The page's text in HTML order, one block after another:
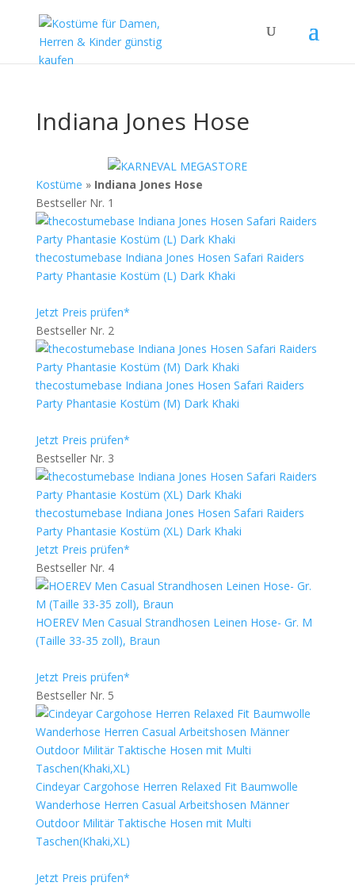
Indiana Jones Hose
Kostüme » Indiana Jones Hose
Bestseller Nr. 1
thecostumebase Indiana Jones Hosen Safari Raiders
Party Phantasie Kostüm (L) Dark Khaki
Jetzt Preis prüfen*
Bestseller Nr. 2
thecostumebase Indiana Jones Hosen Safari Raiders
Party Phantasie Kostüm (M) Dark Khaki
Jetzt Preis prüfen*
Bestseller Nr. 3
thecostumebase Indiana Jones Hosen Safari Raiders
Party Phantasie Kostüm (XL) Dark Khaki
Jetzt Preis prüfen*
Bestseller Nr. 4
HOEREV Men Casual Strandhosen Leinen Hose- Gr. M
(Taille 33-35 zoll), Braun
Jetzt Preis prüfen*
Bestseller Nr. 5
Cindeyar Cargohose Herren Relaxed Fit Baumwolle
Wanderhose Herren Casual Arbeitshosen Männer
Outdoor Militär Taktische Hosen mit Multi
Taschen(Khaki,XL)
Jetzt Preis prüfen*